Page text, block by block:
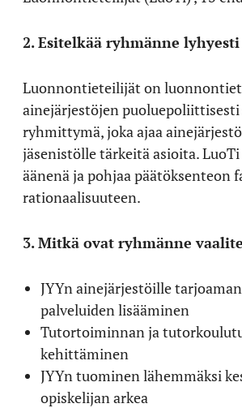
2. Esitelkää ryhmänne lyhyesti
Luonnontieteilijät on
ainejärjestöjen
ryhmittymä, joka ajaa
jäsenistölle tärkeitä asioita.
äänenä ja pohjaa päätöksenteon
rationaalisuuteen.
3. Mitkä ovat ryhmänne
JYYn ainejärjestöille
palveluiden lisääminen
Tutortoiminnan ja
kehittäminen
JYYn tuominen lähemmäksi
opiskelijan arkea